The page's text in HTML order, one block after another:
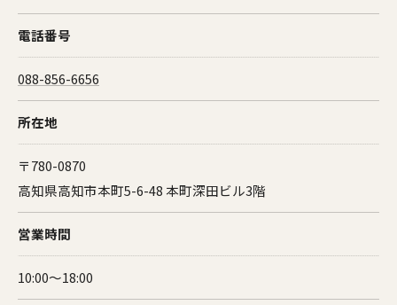
電話番号
088-856-6656
所在地
〒780-0870
高知県高知市本町5-6-48 本町深田ビル3階
営業時間
10:00～18:00